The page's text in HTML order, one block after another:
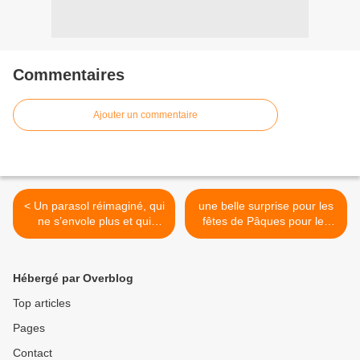
Commentaires
Ajouter un commentaire
< Un parasol réimaginé, qui
ne s’envole plus et qui
produit de l’énergie
une belle surprise pour les
fêtes de Pâques pour les
enfants >
Hébergé par Overblog
Top articles
Pages
Contact